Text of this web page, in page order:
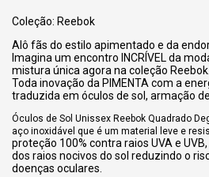
Coleção: Reebok
Alô fãs do estilo apimentado e da
Imagina um encontro INCRÍVEL da
mistura única agora na coleção Reebok.
Toda inovação da PIMENTA com a
traduzida em óculos de sol, armação
Óculos de Sol Unissex Reebok Quadrado
aço inoxidável que é um material leve e
proteção 100% contra raios UVA e
dos raios nocivos do sol reduzindo o
doenças oculares.